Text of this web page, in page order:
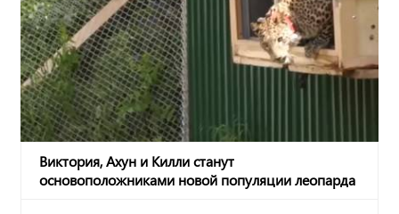
Виктория, Ахун и Килли станут
основоположниками новой популяции леопарда